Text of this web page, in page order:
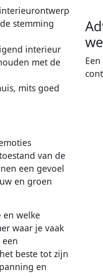
stemming
interieur
met de
mits goed
van de
een gevoel
en groen
welke
waar je vaak
beste tot zijn
en